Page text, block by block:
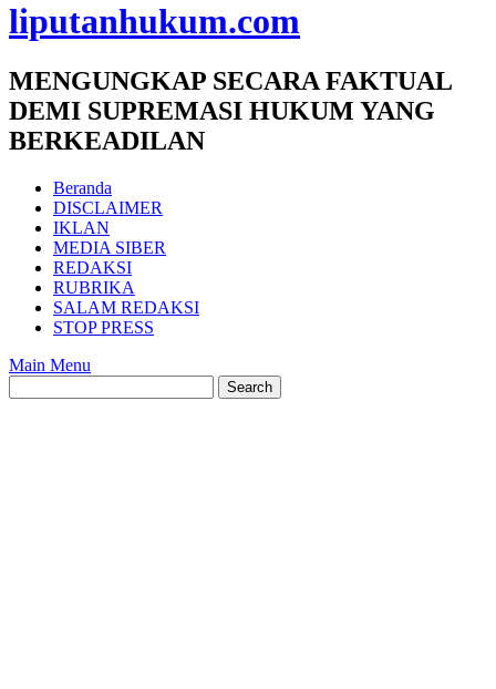
liputanhukum.com
MENGUNGKAP SECARA FAKTUAL
DEMI SUPREMASI HUKUM YANG
BERKEADILAN
Beranda
DISCLAIMER
IKLAN
MEDIA SIBER
REDAKSI
RUBRIKA
SALAM REDAKSI
STOP PRESS
Main Menu